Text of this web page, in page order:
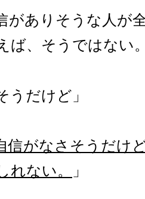
がありそうな人が
ば、そうではない
うだけど」
信がなさそうだけ
れない。
」